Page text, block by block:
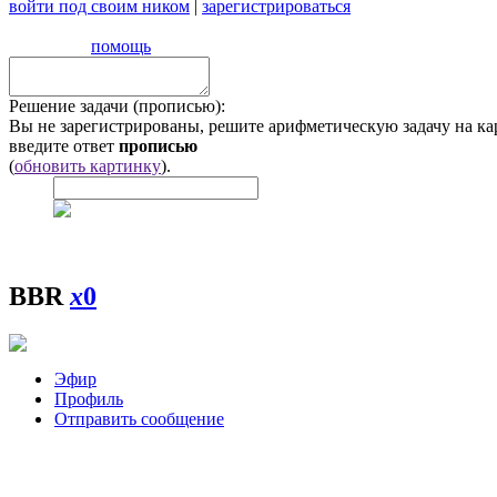
войти под своим ником | зарегистрироваться
помощь
Решение задачи (прописью):
Вы не зарегистрированы, решите арифметическую задачу на
введите ответ прописью
(обновить картинку).
BBRx0
Эфир
Профиль
Отправить сообщение